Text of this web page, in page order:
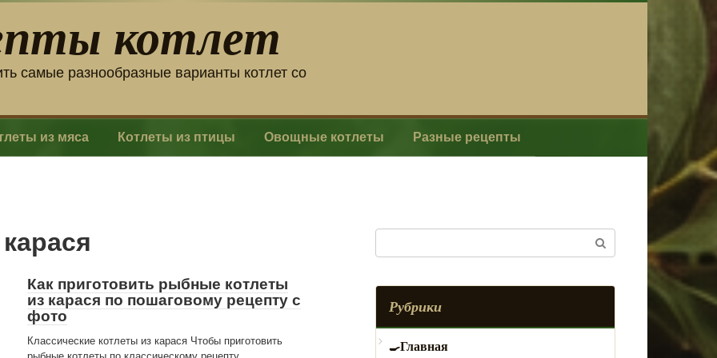
котлет
самые разнообразные варианты котлет со
из мяса Котлеты из птицы Овощные котлеты Разные рецепты
Как приготовить рыбные котлеты
из карася по пошаговому рецепту с
фото
Классические котлеты из карася Чтобы приготовить
Рубрики
Главная